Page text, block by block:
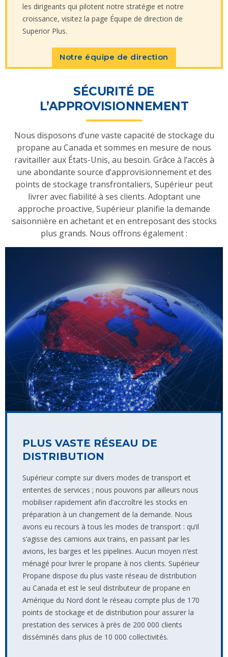
les dirigeants qui pilotent notre stratégie et notre
croissance, visitez la page Équipe de direction de
Superior Plus.
Notre équipe de direction
SÉCURITÉ DE
L’APPROVISIONNEMENT
Nous disposons d‘une vaste capacité de stockage du
propane au Canada et sommes en mesure de nous
ravitailler aux États-Unis, au besoin. Grâce à l’accès à
une abondante source d’approvisionnement et des
points de stockage transfrontaliers, Supérieur peut
livrer avec fiabilité à ses clients. Adoptant une
approche proactive, Supérieur planifie la demande
saisonnière en achetant et en entreposant des stocks
plus grands. Nous offrons également :
PLUS VASTE RÉSEAU DE
DISTRIBUTION
Supérieur compte sur divers modes de transport et
ententes de services ; nous pouvons par ailleurs nous
mobiliser rapidement afin d’accroître les stocks en
préparation à un changement de la demande. Nous
avons eu recours à tous les modes de transport : qu‘il
s‘agisse des camions aux trains, en passant par les
avions, les barges et les pipelines. Aucun moyen n‘est
ménagé pour livrer le propane à nos clients. Supérieur
Propane dispose du plus vaste réseau de distribution
au Canada et est le seul distributeur de propane en
Amérique du Nord dont le réseau compte plus de 170
points de stockage et de distribution pour assurer la
prestation des services à près de 200 000 clients
disséminés dans plus de 10 000 collectivités.